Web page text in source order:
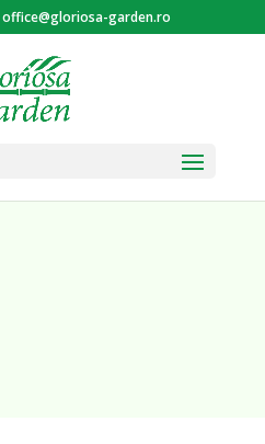
office@gloriosa-garden.ro